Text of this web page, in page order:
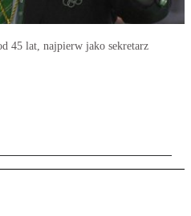
45 lat, najpierw jako sekretarz